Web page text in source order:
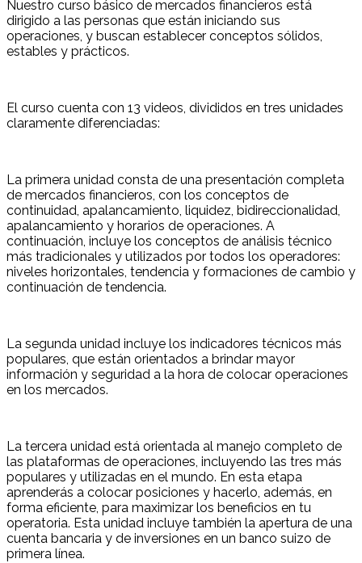
Nuestro curso básico de mercados financieros está
dirigido a las personas que están iniciando sus
operaciones, y buscan establecer conceptos sólidos,
estables y prácticos.
El curso cuenta con 13 videos, divididos en tres unidades
claramente diferenciadas:
La primera unidad consta de una presentación completa
de mercados financieros, con los conceptos de
continuidad, apalancamiento, liquidez, bidireccionalidad,
apalancamiento y horarios de operaciones. A
continuación, incluye los conceptos de análisis técnico
más tradicionales y utilizados por todos los operadores:
niveles horizontales, tendencia y formaciones de cambio y
continuación de tendencia.
La segunda unidad incluye los indicadores técnicos más
populares, que están orientados a brindar mayor
información y seguridad a la hora de colocar operaciones
en los mercados.
La tercera unidad está orientada al manejo completo de
las plataformas de operaciones, incluyendo las tres más
populares y utilizadas en el mundo. En esta etapa
aprenderás a colocar posiciones y hacerlo, además, en
forma eficiente, para maximizar los beneficios en tu
operatoria. Esta unidad incluye también la apertura de una
cuenta bancaria y de inversiones en un banco suizo de
primera línea.